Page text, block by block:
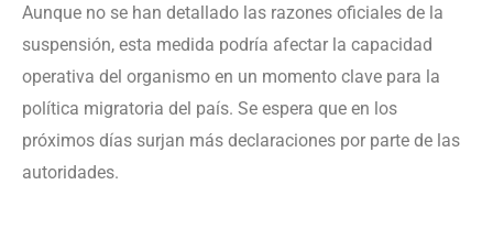
Aunque no se han detallado las razones oficiales de la
suspensión, esta medida podría afectar la capacidad
operativa del organismo en un momento clave para la
política migratoria del país. Se espera que en los
próximos días surjan más declaraciones por parte de las
autoridades.